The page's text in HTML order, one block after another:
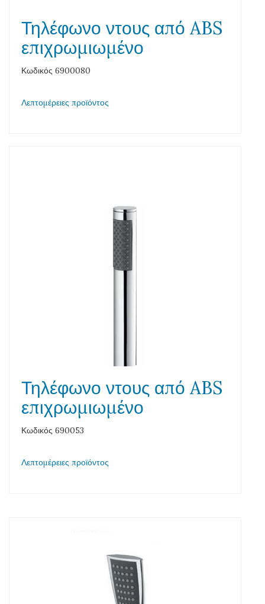
Τηλέφωνο ντους από ABS
επιχρωμιωμένο
Κωδικός 6900080
Λεπτομέρειες προϊόντος
Τηλέφωνο ντους από ABS
επιχρωμιωμένο
Κωδικός 690053
Λεπτομέρειες προϊόντος